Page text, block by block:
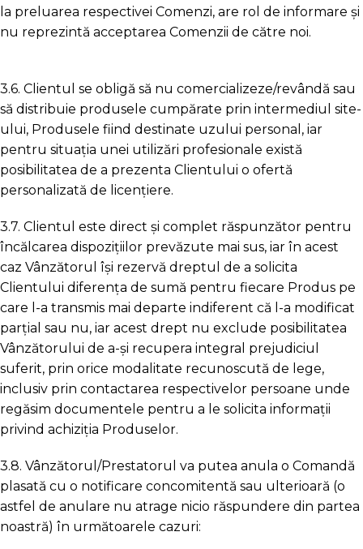
la preluarea respectivei Comenzi, are rol de informare și
nu reprezintă acceptarea Comenzii de către noi.
3.6. Clientul se obligă să nu comercializeze/revândă sau
să distribuie produsele cumpărate prin intermediul site-
ului, Produsele fiind destinate uzului personal, iar
pentru situația unei utilizări profesionale există
posibilitatea de a prezenta Clientului o ofertă
personalizată de licențiere.
3.7. Clientul este direct și complet răspunzător pentru
încălcarea dispozițiilor prevăzute mai sus, iar în acest
caz Vânzătorul își rezervă dreptul de a solicita
Clientului diferența de sumă pentru fiecare Produs pe
care l-a transmis mai departe indiferent că l-a modificat
parțial sau nu, iar acest drept nu exclude posibilitatea
Vânzătorului de a-și recupera integral prejudiciul
suferit, prin orice modalitate recunoscută de lege,
inclusiv prin contactarea respectivelor persoane unde
regăsim documentele pentru a le solicita informații
privind achiziția Produselor.
3.8. Vânzătorul/Prestatorul va putea anula o Comandă
plasată cu o notificare concomitentă sau ulterioară (o
astfel de anulare nu atrage nicio răspundere din partea
noastră) în următoarele cazuri: